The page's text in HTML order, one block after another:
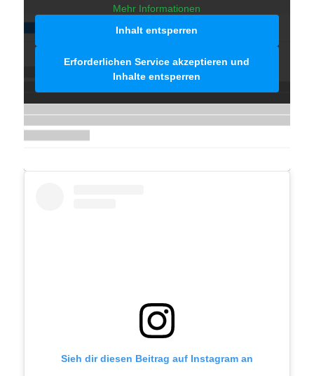
Mehr Informationen
Inhalt entsperren
Erforderlichen Service akzeptieren und
Inhalte entsperren
Sieh dir diesen Beitrag auf Instagram an